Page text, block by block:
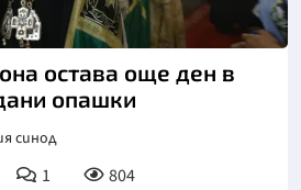
остава още ден в
опашки
синод
1 804